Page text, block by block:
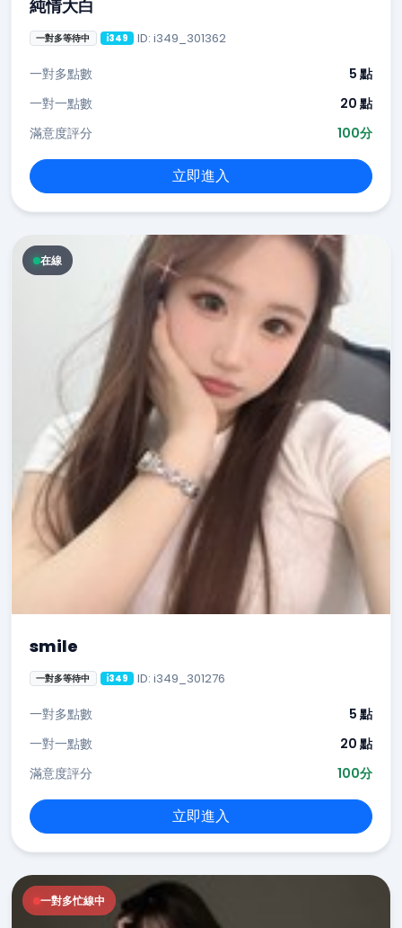
純情大白
一對多等待中 i349 ID: i349_301362
一對多點數
5 點
一對一點數
20 點
滿意度評分
100分
立即進入
在線
smile
一對多等待中 i349 ID: i349_301276
一對多點數
5 點
一對一點數
20 點
滿意度評分
100分
立即進入
一對多忙線中